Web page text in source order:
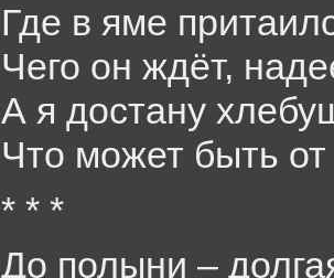
Где в яме
Чего он ждёт,
А я достану
Что может быть
* * *
До полыни –